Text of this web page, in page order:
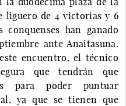
liguero de 4 victorias y 6
han ganado
ante Anaitasuna.
encuentro, el técnico
que tendrán que
para poder puntuar
ya que se tienen que